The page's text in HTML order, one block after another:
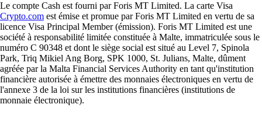
Le compte Cash est fourni par Foris MT Limited. La carte Visa
Crypto.com est émise et promue par Foris MT Limited en vertu de sa
licence Visa Principal Member (émission). Foris MT Limited est une
société à responsabilité limitée constituée à Malte, immatriculée sous le
numéro C 90348 et dont le siège social est situé au Level 7, Spinola
Park, Triq Mikiel Ang Borg, SPK 1000, St. Julians, Malte, dûment
agréée par la Malta Financial Services Authority en tant qu'institution
financière autorisée à émettre des monnaies électroniques en vertu de
l'annexe 3 de la loi sur les institutions financières (institutions de
monnaie électronique).